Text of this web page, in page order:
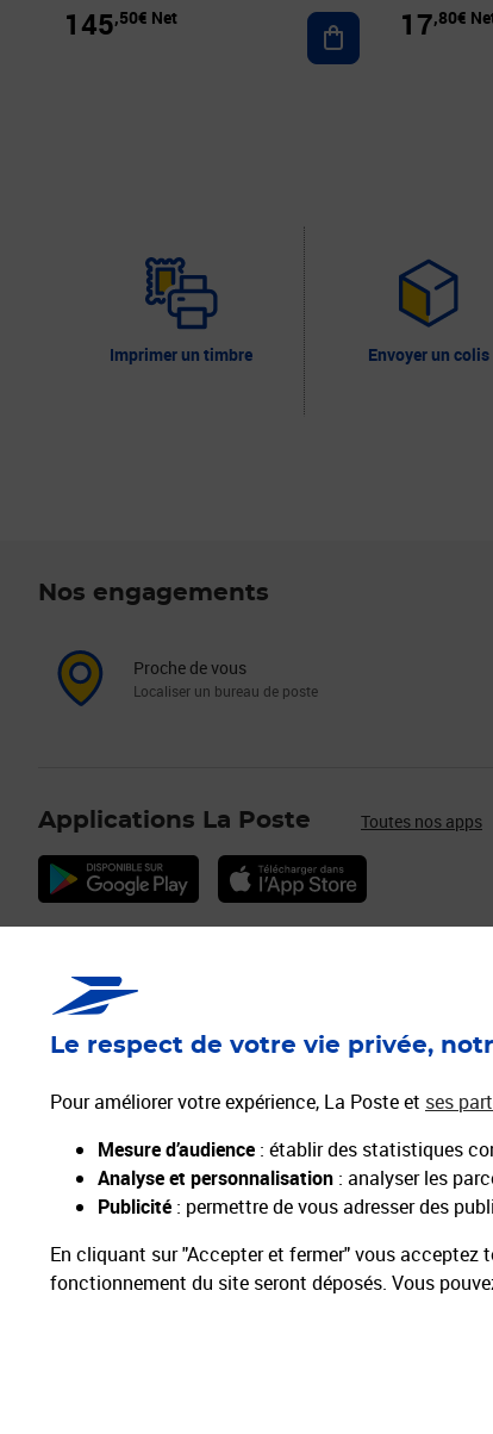
Le respect de votre vie privée,
Pour améliorer votre expérience, La Poste et ses
Mesure d’audience : établir des statistiques
Analyse et personnalisation : analyser les
Publicité : permettre de vous adresser des
En cliquant sur "Accepter et fermer" vous acceptez
fonctionnement du site seront déposés. Vous
145,50€ Net Ajouter au panier
17,80€
Imprimer un timbre Envoyer un colis
Nos engagements
Proche de vous
Localiser un bureau de poste
Applications La Poste Toutes nos apps
Services Pros
Vendre sur la Marketplace
Activer mes Services Plus
Les Solutions de Gestion
Mon
Lettre
ParticuliersEntreprises et CollectivitésGroupe La Poste